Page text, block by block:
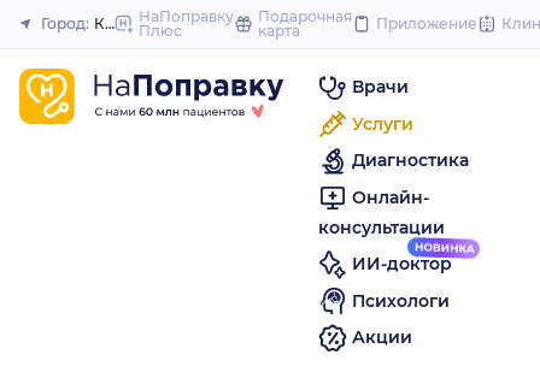
to
Закрыть
Город: КазаньНаПоправку
Плюс
Подарочная
карта
Приложение
Врачи
Услуги
Диагностика
Онлайн-
консультации
ИИ-доктор
Психологи
Акции